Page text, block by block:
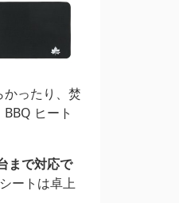
ったり、焚
ヒート
まで対応で
ートは卓上